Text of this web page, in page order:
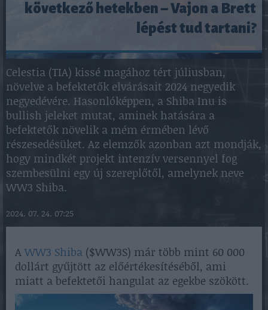
következő hetekben – Vajon a Brett
lépést tud tartani?
Celestia (TIA) kissé magához tért júliusban,
növelve a befektetők elvárásait 2024 negyedik
negyedévére. Hasonlóképpen, a Shiba Inu is
bullish jeleket mutat, aminek hatására a
befektetők növelik a mém érmében lévő
részesedésüket. Az elemzők azonban azt mondják,
hogy mindkét projekt intenzív versennyel fog
szembesülni egy új szereplőtől, amelynek neve
WW3 Shiba.
2024. 07. 24. 07:25
AWW3 Shiba ($WW3S) már több mint 60 000
dollárt gyűjtött az előértékesítéséből, ami
miatt a befektetői hangulat az egekbe szökött.